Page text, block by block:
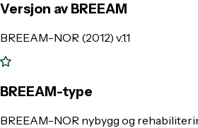
Versjon av BREEAM
BREEAM-NOR (2012) v.1.1
BREEAM-type
BREEAM-NOR nybygg og